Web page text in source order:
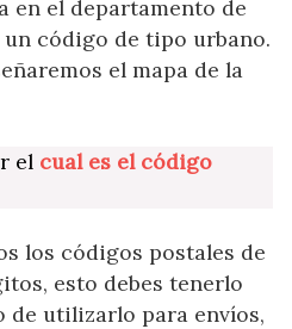
en el departamento de
código de tipo urbano.
el mapa de la
el cual es el código
los códigos postales de
esto debes tenerlo
de utilizarlo para envíos,